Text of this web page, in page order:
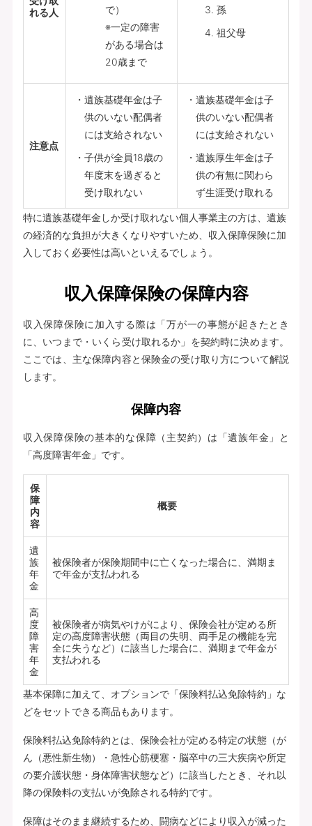
れる人
で）
※一定の障害
がある場合は
20歳まで
孫
祖父母
注意点
遺族基礎年金は子
供のいない配偶者
には支給されない
子供が全員18歳の
年度末を過ぎると
受け取れない
遺族基礎年金は子
供のいない配偶者
には支給されない
遺族厚生年金は子
供の有無に関わら
ず生涯受け取れる
特に遺族基礎年金しか受け取れない個人事業主の方は、遺族
の経済的な負担が大きくなりやすいため、収入保障保険に加
入しておく必要性は高いといえるでしょう。
収入保障保険の保障内容
収入保障保険に加入する際は「万が一の事態が起きたとき
に、いつまで・いくら受け取れるか」を契約時に決めます。
ここでは、主な保障内容と保険金の受け取り方について解説
します。
保障内容
収入保障保険の基本的な保障（主契約）は「遺族年金」と
「高度障害年金」です。
保
障
内
容
概要
遺
族
年
金
被保険者が保険期間中に亡くなった場合に、満期ま
で年金が支払われる
高
度
障
害
年
金
被保険者が病気やけがにより、保険会社が定める所
定の高度障害状態（両目の失明、両手足の機能を完
全に失うなど）に該当した場合に、満期まで年金が
支払われる
基本保障に加えて、オプションで「保険料払込免除特約」な
どをセットできる商品もあります。
保険料払込免除特約とは、保険会社が定める特定の状態（が
ん（悪性新生物）・急性心筋梗塞・脳卒中の三大疾病や所定
の要介護状態・身体障害状態など）に該当したとき、それ以
降の保険料の支払いが免除される特約です。
保障はそのまま継続するため、闘病などにより収入が減った